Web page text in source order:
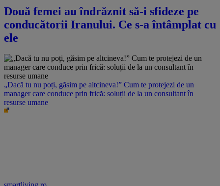
Două femei au îndrăznit să-i sfideze pe
conducătorii Iranului. Ce s-a întâmplat cu
ele
„Dacă tu nu poți, găsim pe altcineva!” Cum te protejezi de un
manager care conduce prin frică: soluții de la un consultant în
resurse umane